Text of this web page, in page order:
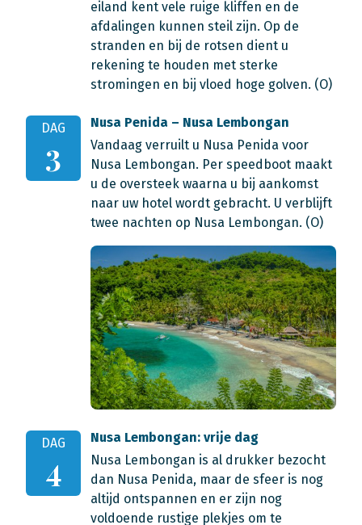
eiland kent vele ruige kliffen en de
afdalingen kunnen steil zijn. Op de
stranden en bij de rotsen dient u
rekening te houden met sterke
stromingen en bij vloed hoge golven. (O)
DAG
3
Nusa Penida – Nusa Lembongan
Vandaag verruilt u Nusa Penida voor
Nusa Lembongan. Per speedboot maakt
u de oversteek waarna u bij aankomst
naar uw hotel wordt gebracht. U verblijft
twee nachten op Nusa Lembongan. (O)
DAG
4
Nusa Lembongan: vrije dag
Nusa Lembongan is al drukker bezocht
dan Nusa Penida, maar de sfeer is nog
altijd ontspannen en er zijn nog
voldoende rustige plekjes om te